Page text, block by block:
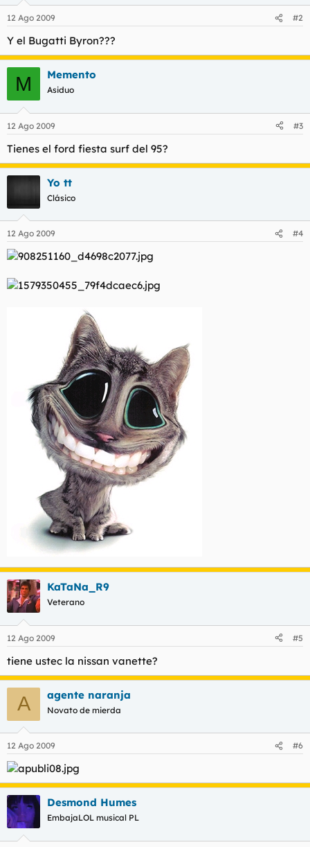
12 Ago 2009 #2
Y el Bugatti Byron???
M Memento
Asiduo
12 Ago 2009 #3
Tienes el ford fiesta surf del 95?
Yo tt
Clásico
12 Ago 2009 #4
KaTaNa_R9
Veterano
12 Ago 2009 #5
tiene ustec la nissan vanette?
A agente naranja
Novato de mierda
12 Ago 2009 #6
Desmond Humes
EmbajaLOL musical PL